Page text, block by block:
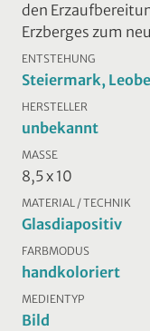
den
Erzberges zum
ENTSTEHUNG
Steiermark,
HERSTELLER
unbekannt
MASSE
8,5 x 10
MATERIAL / TECHNIK
Glasdiapositiv
FARBMODUS
handkoloriert
MEDIENTYP
Bild